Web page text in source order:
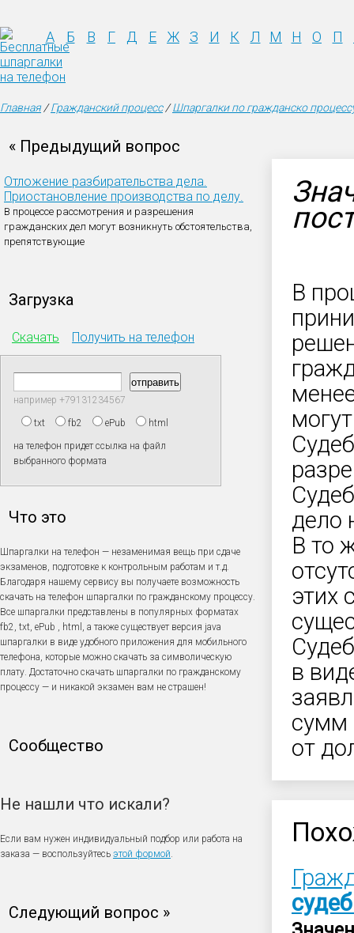
А Б В Г Д Е Ж З И К Л М Н О П
Главная/Гражданский процесс/Шпаргалки по гражданско
« Предыдущий вопрос
Отложение разбирательства дела.
Приостановление производства по делу.
В процессе рассмотрения и разрешения
гражданских дел могут возникнуть обстоятельства,
препятствующие
Загрузка
Скачать Получить на телефон
например +79131234567
txt fb2 ePub html
на телефон придет ссылка на файл
выбранного формата
Что это
Шпаргалки на телефон — незаменимая вещь при сдаче
экзаменов, подготовке к контрольным работам и т.д.
Благодаря нашему сервису вы получаете возможность
скачать на телефон шпаргалки по гражданскому процессу.
Все шпаргалки представлены в популярных форматах
fb2, txt, ePub , html, а также существует версия java
шпаргалки в виде удобного приложения для мобильного
телефона, которые можно скачать за символическую
плату. Достаточно скачать шпаргалки по гражданскому
процессу — и никакой экзамен вам не страшен!
Сообщество
Не нашли что искали?
Если вам нужен индивидуальный подбор или работа на
заказа — воспользуйтесь этой формой.
Следующий вопрос »
В
дело
В то
этих
в
сумм
от